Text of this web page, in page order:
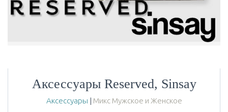
Аксессуары Reserved, Sinsay
Аксессуары | Микс Мужское и Женское